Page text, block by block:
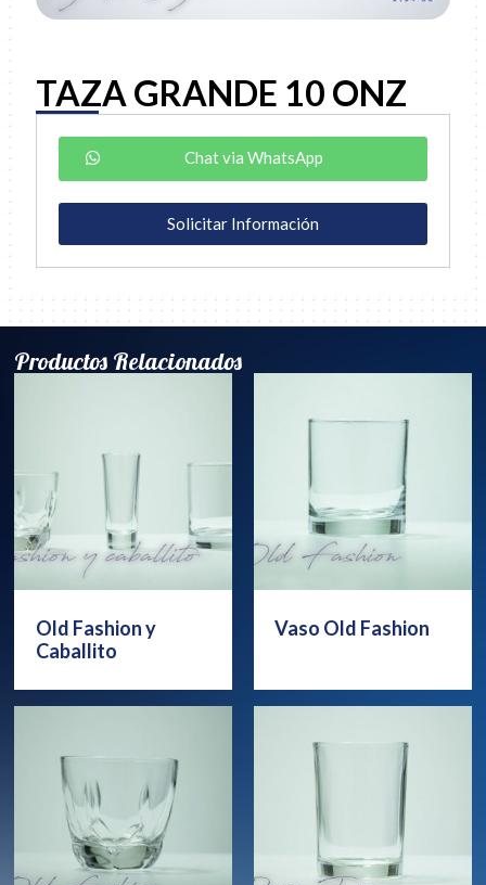
TAZA GRANDE 10 ONZ
Chat via WhatsApp
Solicitar Información
Productos Relacionados
Old Fashion y
Caballito
Vaso Old Fashion